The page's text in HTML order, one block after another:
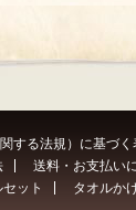
する法規）に基づく
送料・お支払い
ット タオルか